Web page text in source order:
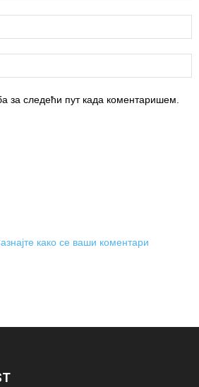
за следећи пут када коментаришем.
како се ваши коментари